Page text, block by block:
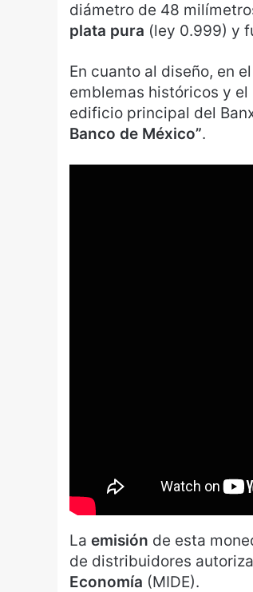
diámetro de 48
plata pura (ley 0.999) y
En cuanto al diseño, en
emblemas históricos y
edificio principal del
Banco de México”.
La emisión de esta
de distribuidores
Economía (MIDE).